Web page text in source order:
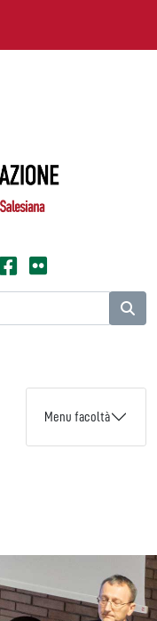
Menu facoltà